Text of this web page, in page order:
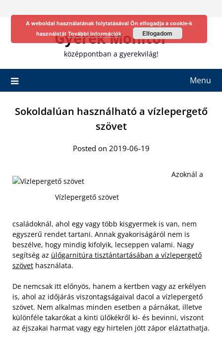
Gyerek Monitor
középpontban a gyerekvilág!
Menu
Sokoldalúan használható a vízlepergető
szövet
Posted on 2019-06-19
Vízlepergető szövet
Azoknál a
családoknál, ahol egy vagy több kisgyermek is van, nem
egyszerű rendet tartani. Annak gyakoriságáról nem is
beszélve, hogy mindig kifolyik, lecseppen valami. Nagy
segítség az ülőgarnitúra tisztántartásában a vízlepergető
szövet használata.
De nemcsak itt előnyös, hanem a kertben vagy az erkélyen
is, ahol az időjárás viszontagságaival dacol a vízlepergető
szövet. Nem alkalmas minden esetben a párnákat, illetve
különféle takarókat a kinti ülőkékről ki- és bevinni, viszont
az éjszakai harmat vagy egy hirtelen jött zápor eláztathatja.
A weboldal használatának folytatásával Ön elfogadja a cookie-k
használatát További információk Elfogadom